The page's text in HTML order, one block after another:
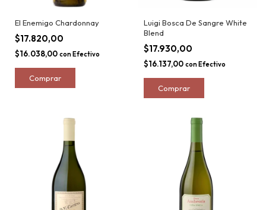
El Enemigo Chardonnay
$17.820,00
$16.038,00 conEfectivo
Luigi Bosca De Sangre White
Blend
$17.930,00
$16.137,00 conEfectivo